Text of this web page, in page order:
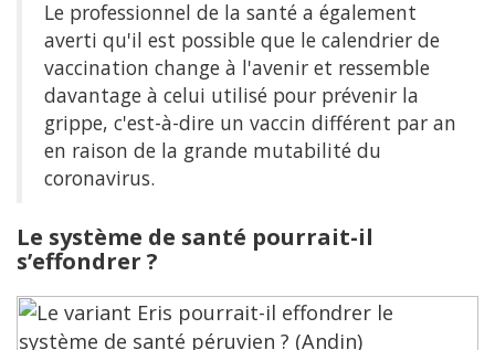
Le professionnel de la santé a également
averti qu'il est possible que le calendrier de
vaccination change à l'avenir et ressemble
davantage à celui utilisé pour prévenir la
grippe, c'est-à-dire un vaccin différent par an
en raison de la grande mutabilité du
coronavirus.
Le système de santé pourrait-il
s’effondrer ?